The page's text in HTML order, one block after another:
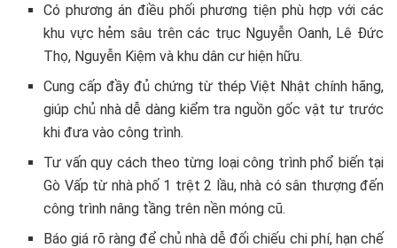
Có phương án điều phối phương tiện phù hợp với các
khu vực hẻm sâu trên các trục Nguyễn Oanh, Lê Đức
Thọ, Nguyễn Kiệm và khu dân cư hiện hữu.
Cung cấp đầy đủ chứng từ thép Việt Nhật chính hãng,
giúp chủ nhà dễ dàng kiểm tra nguồn gốc vật tư trước
khi đưa vào công trình.
Tư vấn quy cách theo từng loại công trình phổ biến tại
Gò Vấp từ nhà phố 1 trệt 2 lầu, nhà có sân thượng đến
công trình nâng tầng trên nền móng cũ.
Báo giá rõ ràng để chủ nhà dễ đối chiếu chi phí, hạn chế